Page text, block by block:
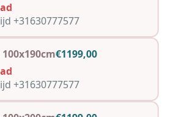
+31630777577
€1199,00
+31630777577